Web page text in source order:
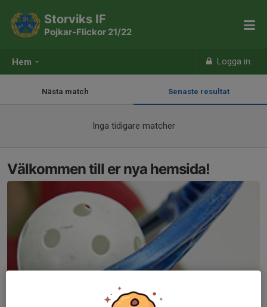
Hem Logga in
Storviks IF
Pojkar-Flickor 21/22
Nästa match Senaste resultat
Inga tidigare matcher
Välkommen till er nya hemsida!